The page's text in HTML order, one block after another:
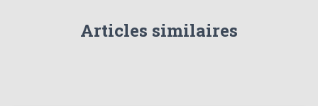
Articles similaires